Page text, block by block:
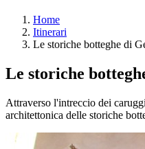
Home
Itinerari
Le storiche botteghe di
Le storiche
Attraverso l'intreccio dei
architettonica delle storiche